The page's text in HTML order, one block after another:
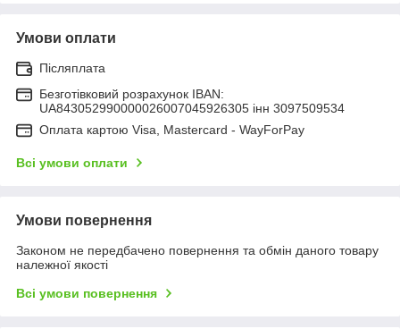
Умови оплати
Післяплата
Безготівковий розрахунок IBAN:
UA843052990000026007045926305 інн 3097509534
Оплата картою Visa, Mastercard - WayForPay
Всі умови оплати
Умови повернення
Законом не передбачено повернення та обмін даного товару
належної якості
Всі умови повернення